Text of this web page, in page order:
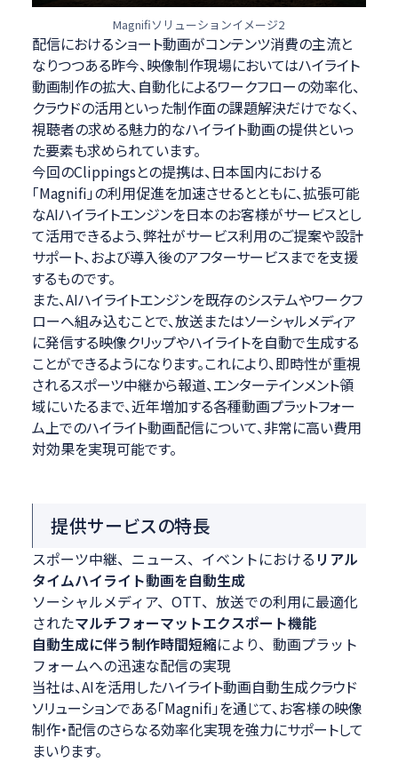
Magnifiソリューションイメージ2
配信におけるショート動画がコンテンツ消費の主流と
なりつつある昨今、映像制作現場においてはハイライト
動画制作の拡大、自動化によるワークフローの効率化、
クラウドの活用といった制作面の課題解決だけでなく、
視聴者の求める魅力的なハイライト動画の提供といっ
た要素も求められています。
今回のClippingsとの提携は、日本国内における
「Magnifi」の利用促進を加速させるとともに、拡張可能
なAIハイライトエンジンを日本のお客様がサービスとし
て活用できるよう、弊社がサービス利用のご提案や設計
サポート、および導入後のアフターサービスまでを支援
するものです。
また、AIハイライトエンジンを既存のシステムやワークフ
ローへ組み込むことで、放送またはソーシャルメディア
に発信する映像クリップやハイライトを自動で生成する
ことができるようになります。これにより、即時性が重視
されるスポーツ中継から報道、エンターテインメント領
域にいたるまで、近年増加する各種動画プラットフォー
ム上でのハイライト動画配信について、非常に高い費用
対効果を実現可能です。
提供サービスの特長
スポーツ中継、ニュース、イベントにおける リアル
タイムハイライト動画を自動生成
ソーシャルメディア、OTT、放送での利用に最適化
されたマルチフォーマットエクスポート機能
自動生成に伴う制作時間短縮により、動画プラット
フォームへの迅速な配信の実現
当社は、AIを活用したハイライト動画自動生成クラウド
ソリューションである「Magnifi」を通じて、お客様の映像
制作・配信のさらなる効率化実現を強力にサポートして
まいります。